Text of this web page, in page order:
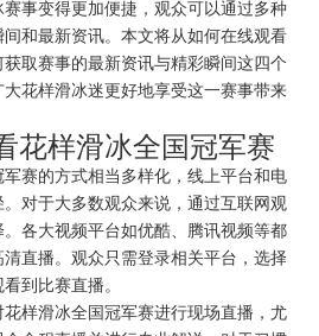
事变得更加便捷，观众可以通过多种
和最新资讯。本文将从如何在线观看
取赛事的最新资讯与精彩瞬间这四个
花样滑冰迷更好地享受这一赛事带来
花样滑冰全国冠军赛
赛的方式相当多样化，线上平台和电
对于大多数观众来说，通过互联网观
各大视频平台如优酷、腾讯视频等都
直播。观众只需登录相关平台，选择
到比赛直播。
样滑冰全国冠军赛进行现场直播，尤